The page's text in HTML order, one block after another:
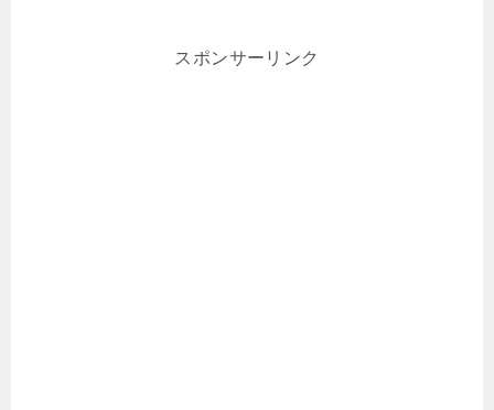
スポンサーリンク